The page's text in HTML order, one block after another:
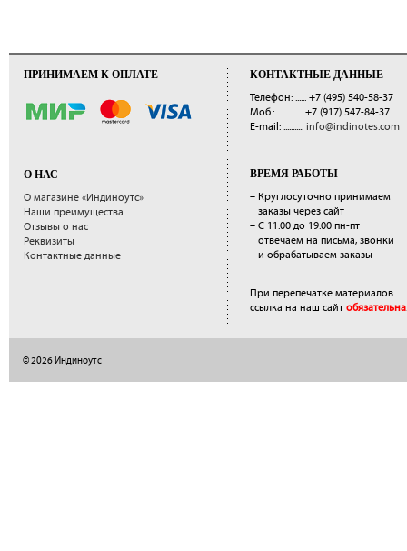
ПРИНИМАЕМ К ОПЛАТЕ
О НАС
О магазине «Индиноутс»
Наши преимущества
Отзывы о нас
Реквизиты
Контактные данные
КОНТАКТНЫЕ ДАННЫЕ
Телефон: ...... +7 (495) 540-58-37
Моб.: .............. +7 (917) 547-84-37
E-mail: ........... info@indinotes.com
ВРЕМЯ РАБОТЫ
– Круглосуточно принимаем
заказы через сайт
– С 11:00 до 19:00 пн-пт
отвечаем на письма, звонки
и обрабатываем заказы
При перепечатке материалов
ссылка на наш сайт обязательна.
© 2026 Индиноутс